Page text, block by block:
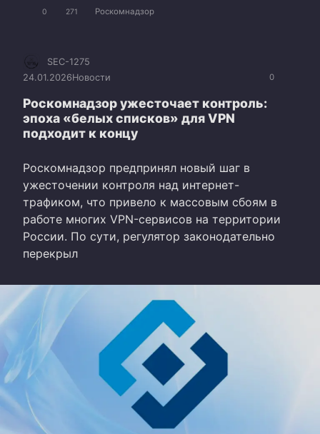
0 271 Роскомнадзор
0
SEC-1275
24.01.2026Новости
Роскомнадзор ужесточает контроль:
эпоха «белых списков» для VPN
подходит к концу
Роскомнадзор предпринял новый шаг в
ужесточении контроля над интернет-
трафиком, что привело к массовым сбоям в
работе многих VPN-сервисов на территории
России. По сути, регулятор законодательно
перекрыл